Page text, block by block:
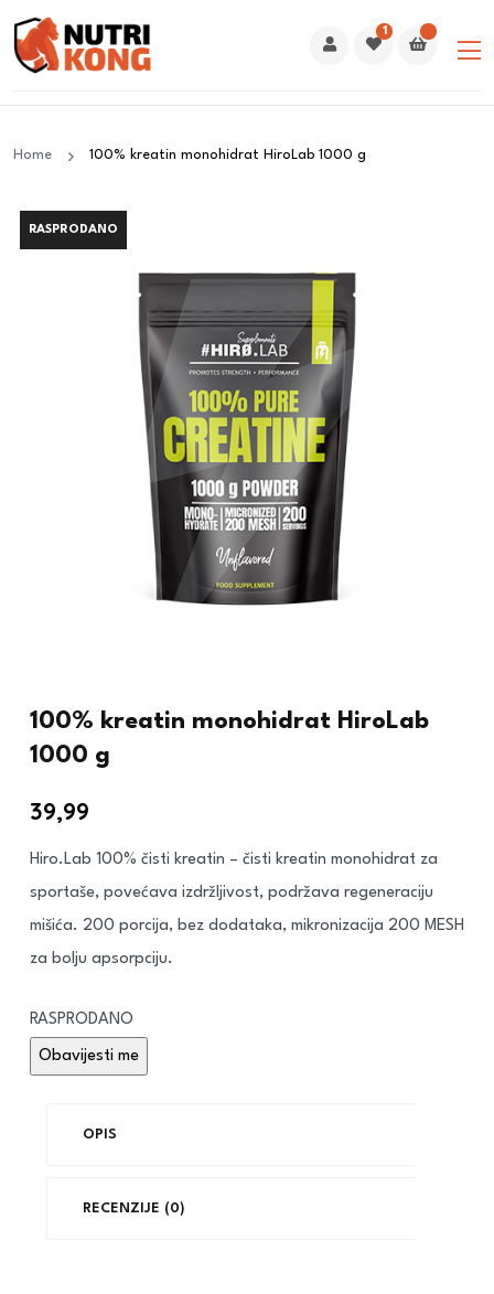
1
Home 100% kreatin monohidrat HiroLab 1000 g
RASPRODANO
100% kreatin monohidrat HiroLab
1000 g
39,99
Hiro.Lab 100% čisti kreatin – čisti kreatin monohidrat za
sportaše, povećava izdržljivost, podržava regeneraciju
mišića. 200 porcija, bez dodataka, mikronizacija 200 MESH
za bolju apsorpciju.
RASPRODANO
OPIS
RECENZIJE (0)